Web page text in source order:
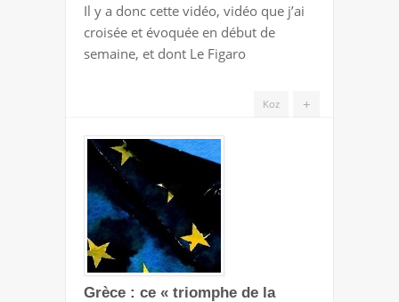
AVEC
ÇA
FOIE
Il y a donc cette vidéo, vidéo que j’ai
croisée et évoquée en début de
semaine, et dont Le Figaro
+
Koz
Grèce : ce « triomphe de la